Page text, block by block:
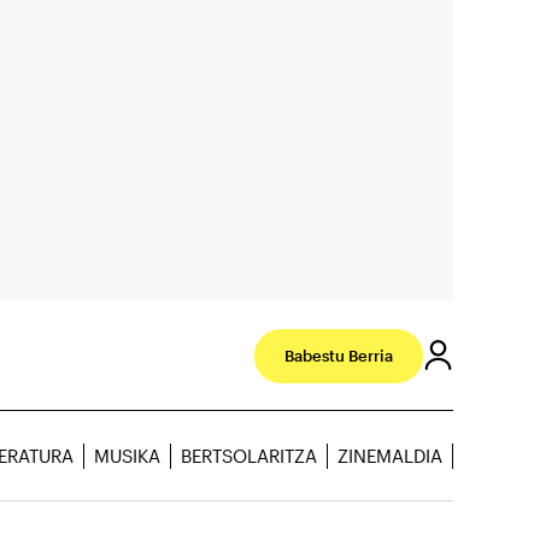
Babestu Berria
MUSIKA BERTSOLARITZA ZINEMALDIA